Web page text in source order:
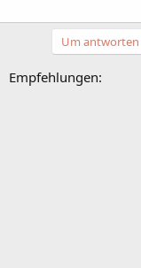
Um
Empfehlungen: